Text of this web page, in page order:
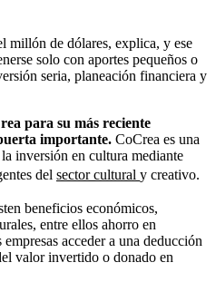
millón de dólares, explica, y ese
solo con aportes pequeños o
seria, planeación financiera y
para su más reciente
importante. CoCrea es una
inversión en cultura mediante
del sector cultural y creativo.
beneficios económicos,
entre ellos ahorro en
acceder a una deducción
valor invertido o donado en